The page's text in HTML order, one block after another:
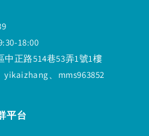
18:00
正路514巷53弄1號1樓
、mms963852
平台